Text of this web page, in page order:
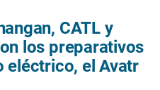
CATL y
los preparativos
eléctrico, el Avatr